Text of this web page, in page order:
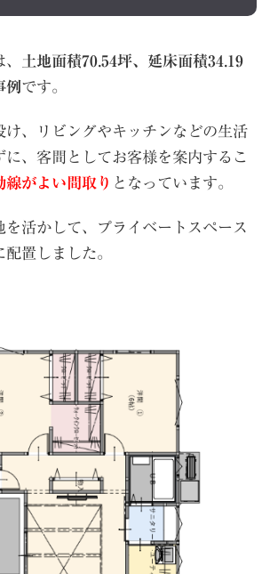
土地面積70.54坪、延床面積34.19
例 です。
け、リビングやキッチンなどの生活
に、客間としてお客様を案内するこ
線がよい間取り となっています。
を活かして、プライベートスペース
置しました。